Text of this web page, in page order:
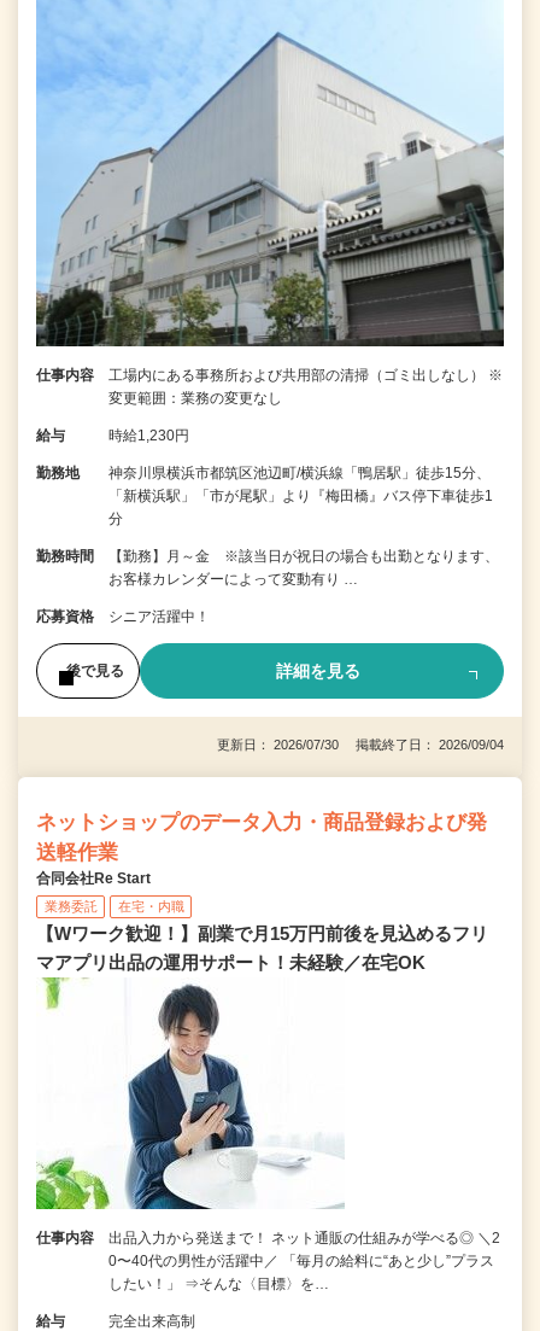
仕事内容
工場内にある事務所および共用部の清掃（ゴミ出しなし） ※
変更範囲：業務の変更なし
給与 時給1,230円
勤務地
神奈川県横浜市都筑区池辺町/横浜線「鴨居駅」徒歩15分、
「新横浜駅」「市が尾駅」より『梅田橋』バス停下車徒歩1
分
勤務時間
【勤務】月～金 ※該当日が祝日の場合も出勤となります、
お客様カレンダーによって変動有り …
応募資格 シニア活躍中！
後で見る 詳細を見る
更新日： 2026/07/30 掲載終了日： 2026/09/04
ネットショップのデータ入力・商品登録および発
送軽作業
合同会社Re Start
業務委託 在宅・内職
【Wワーク歓迎！】副業で月15万円前後を見込めるフリ
マアプリ出品の運用サポート！未経験／在宅OK
仕事内容
出品入力から発送まで！ ネット通販の仕組みが学べる◎ ＼2
0〜40代の男性が活躍中／ 「毎月の給料に“あと少し”プラス
したい！」 ⇒そんな〈目標〉を…
給与 完全出来高制